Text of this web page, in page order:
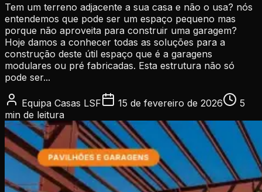
Tem um terreno adjacente a sua casa e não o usa? nós
entendemos que pode ser um espaço pequeno mas
porque não aproveita para construir uma garagem?
Hoje damos a conhecer todas as soluções para a
construção deste útil espaço que é a garagens
modulares ou pré fabricadas. Esta estrutura não só
pode ser...
Equipa Casas LSF 15 de fevereiro de 2026
5
min de leitura